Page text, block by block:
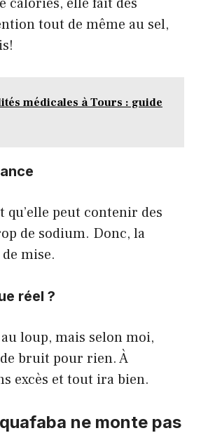
tout de même au sel,
médicales à Tours : guide
qu’elle peut contenir des
de sodium. Donc, la
mise.
réel ?
loup, mais selon moi,
de bruit pour rien. À
excès et tout ira bien.
ne monte pas